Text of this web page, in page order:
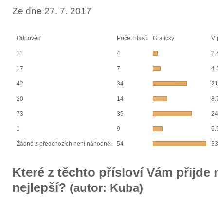
Ze dne 27. 7. 2017
Odpověď Počet hlasů Graficky V
11 4
17 7
42 34
20 14
73 39
1 9
Žádné z předchozích není náhodné. 54
Které z těchto přísloví Vám přijde
nejlepší? (autor: Kuba)